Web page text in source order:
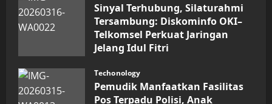
Sinyal Terhubung, Silaturahmi
Tersambung: Diskominfo OKI–
Telkomsel Perkuat Jaringan
Jelang Idul Fitri
Techonology
Pemudik Manfaatkan Fasilitas
Pos Terpadu Polisi, Anak